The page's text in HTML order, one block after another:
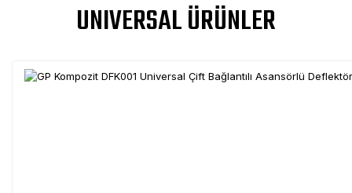
UNIVERSAL ÜRÜNLER